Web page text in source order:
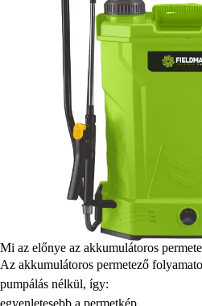
Mi az előnye az akkumulátoros
Az akkumulátoros permetező
pumpálás nélkül, így:
egyenletesebb a permetkép